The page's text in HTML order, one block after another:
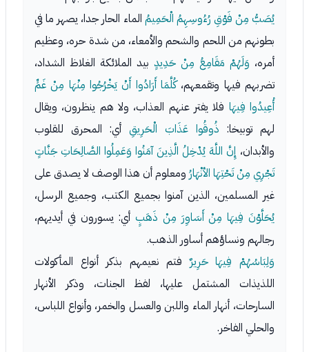
يُصَبُّ مِنْ فَوْقِ رُءُوسِهِمُ الْحَمِيمُ الماء الحار جدا، يصهر ما في
بطونهم من اللحم والشحم والأمعاء، من شدة حره، وعظيم
أمره، وَلَهُمْ مَقَامِعُ مِنْ حَدِيدٍ بيد الملائكة الغلاظ الشداد،
تضربهم فيها وتقمعهم،كُلَّمَا أَرَادُوا أَنْ يَخْرُجُوا مِنْهَا مِنْ غَمٍّ
أُعِيدُوا فِيهَا فلا يفتر عنهم العذاب، ولا هم ينظرون، ويقال
لهم توبيخا: ذُوقُوا عَذَابَ الْحَرِيقِأي: المحرق للقلوب
والأبدان، إِنَّ اللَّهَ يُدْخِلُ الَّذِينَ آمَنُوا وَعَمِلُوا الصَّالِحَاتِ جَنَّاتٍ
تَجْرِي مِنْ تَحْتِهَا الأنْهَارُ ومعلوم أن هذا الوصف لا يصدق على
غير المسلمين، الذين آمنوا بجميع الكتب، وجميع الرسل،
يُحَلَّوْنَ فِيهَا مِنْ أَسَاوِرَ مِنْ ذَهَبٍأي: يسورون في أيديهم،
رجالهم ونساؤهم أساور الذهب.
وَلِبَاسُهُمْ فِيهَا حَرِيرٌفتم نعيمهم بذكر أنواع المأكولات
اللذيذات المشتمل عليها، لفظ الجنات، وذكر الأنهار
السارحات، أنهار الماء واللبن والعسل والخمر، وأنواع اللباس،
والحلي الفاخر.